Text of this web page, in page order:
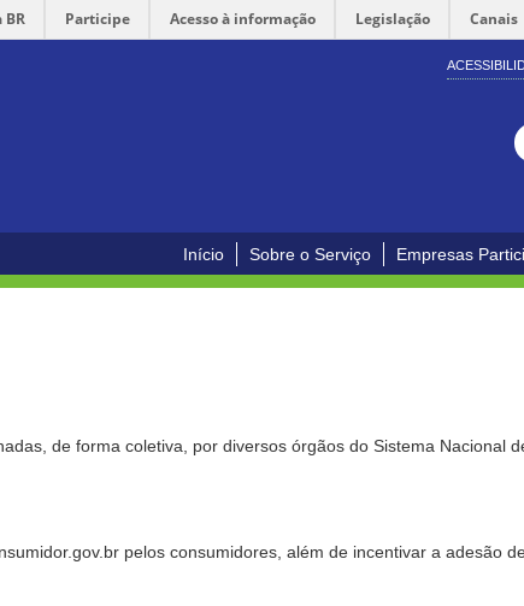
BR Participe Acesso à informação Legislação Canais
Início Sobre o Serviço Empresas
de forma coletiva, por diversos órgãos do Sistema Nacional
pelos consumidores, além de incentivar a adesão